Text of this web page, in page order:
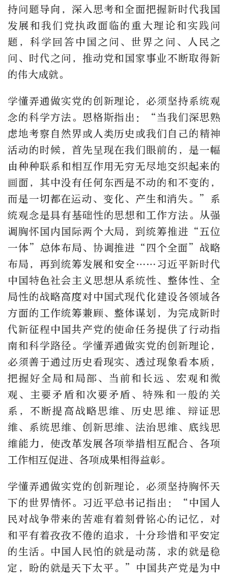
持问题导向，深入思考和全面把握新时代我国
发展和我们党执政面临的重大理论和实践问
题，科学回答中国之问、世界之问、人民之
问、时代之问，推动党和国家事业不断取得新
的伟大成就。
学懂弄通做实党的创新理论，必须坚持系统观
念的科学方法。恩格斯指出：“当我们深思熟
虑地考察自然界或人类历史或我们自己的精神
活动的时候，首先呈现在我们眼前的，是一幅
由种种联系和相互作用无穷无尽地交织起来的
画面，其中没有任何东西是不动的和不变的，
而是一切都在运动、变化、产生和消失。”系
统观念是具有基础性的思想和工作方法。从强
调胸怀国内国际两个大局，到统筹推进“五位
一体”总体布局、协调推进“四个全面”战略
布局，再到统筹发展和安全……习近平新时代
中国特色社会主义思想从系统性、整体性、全
局性的战略高度对中国式现代化建设各领域各
方面的工作统筹兼顾、整体谋划，为完成新时
代新征程中国共产党的使命任务提供了行动指
南和科学路径。学懂弄通做实党的创新理论，
必须善于通过历史看现实、透过现象看本质，
把握好全局和局部、当前和长远、宏观和微
观、主要矛盾和次要矛盾、特殊和一般的关
系，不断提高战略思维、历史思维、辩证思
维、系统思维、创新思维、法治思维、底线思
维能力，使改革发展各项举措相互配合、各项
工作相互促进、各项成果相得益彰。
学懂弄通做实党的创新理论，必须坚持胸怀天
下的世界情怀。习近平总书记指出：“中国人
民对战争带来的苦难有着刻骨铭心的记忆，对
和平有着孜孜不倦的追求，十分珍惜和平安定
的生活。中国人民怕的就是动荡，求的就是稳
定，盼的就是天下太平。”中国共产党是为中